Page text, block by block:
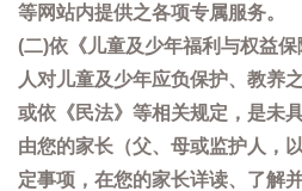
等网站内提供之各项专属服务。
(二)依《儿童及少年福利与权益
人对儿童及少年应负保护、教养
或依《民法》等相关规定，是未
由您的家长（父、母或监护人，
定事项，在您的家长详读、了解